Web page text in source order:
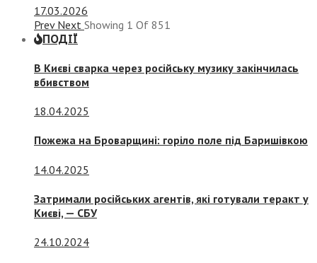
17.03.2026
Prev Next Showing 1 Of 851
ПОДІЇ
В Києві сварка через російську музику закінчилась
вбивством
18.04.2025
Пожежа на Броварщині: горіло поле під Баришівкою
14.04.2025
Затримали російських агентів, які готували теракт у
Києві, — СБУ
24.10.2024